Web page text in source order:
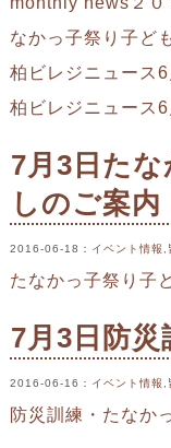
なかっ子祭り子ど
柏ビレジニュース6
柏ビレジニュース6
7月3日た
しのご案内
2016-06-18 ： イベント情報
たなかっ子祭り子
7月3日防災
2016-06-16 ： イベント情報
防災訓練・たなか